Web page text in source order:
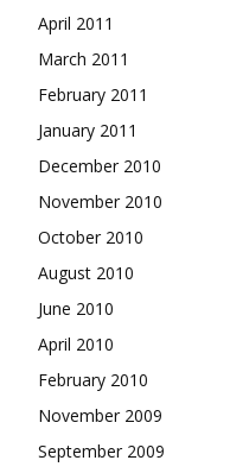
April 2011
March 2011
February 2011
January 2011
December 2010
November 2010
October 2010
August 2010
June 2010
April 2010
February 2010
November 2009
September 2009